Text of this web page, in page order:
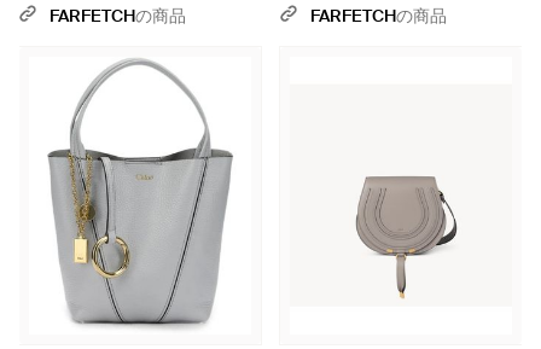
FARFETCHの商品
FARFETCHの商品